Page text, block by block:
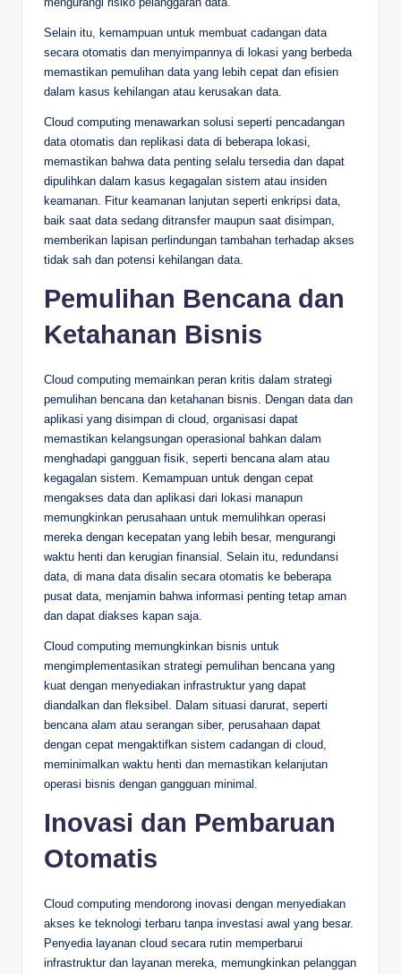
Selain itu, kemampuan untuk membuat cadangan data
secara otomatis dan menyimpannya di lokasi yang berbeda
memastikan pemulihan data yang lebih cepat dan efisien
dalam kasus kehilangan atau kerusakan data.
Cloud computing menawarkan solusi seperti pencadangan
data otomatis dan replikasi data di beberapa lokasi,
memastikan bahwa data penting selalu tersedia dan dapat
dipulihkan dalam kasus kegagalan sistem atau insiden
keamanan. Fitur keamanan lanjutan seperti enkripsi data,
baik saat data sedang ditransfer maupun saat disimpan,
memberikan lapisan perlindungan tambahan terhadap akses
tidak sah dan potensi kehilangan data.
Pemulihan Bencana dan
Ketahanan Bisnis
Cloud computing memainkan peran kritis dalam strategi
pemulihan bencana dan ketahanan bisnis. Dengan data dan
aplikasi yang disimpan di cloud, organisasi dapat
memastikan kelangsungan operasional bahkan dalam
menghadapi gangguan fisik, seperti bencana alam atau
kegagalan sistem. Kemampuan untuk dengan cepat
mengakses data dan aplikasi dari lokasi manapun
memungkinkan perusahaan untuk memulihkan operasi
mereka dengan kecepatan yang lebih besar, mengurangi
waktu henti dan kerugian finansial. Selain itu, redundansi
data, di mana data disalin secara otomatis ke beberapa
pusat data, menjamin bahwa informasi penting tetap aman
dan dapat diakses kapan saja.
Cloud computing memungkinkan bisnis untuk
mengimplementasikan strategi pemulihan bencana yang
kuat dengan menyediakan infrastruktur yang dapat
diandalkan dan fleksibel. Dalam situasi darurat, seperti
bencana alam atau serangan siber, perusahaan dapat
dengan cepat mengaktifkan sistem cadangan di cloud,
meminimalkan waktu henti dan memastikan kelanjutan
operasi bisnis dengan gangguan minimal.
Inovasi dan Pembaruan
Otomatis
Cloud computing mendorong inovasi dengan menyediakan
akses ke teknologi terbaru tanpa investasi awal yang besar.
Penyedia layanan cloud secara rutin memperbarui
infrastruktur dan layanan mereka, memungkinkan pelanggan